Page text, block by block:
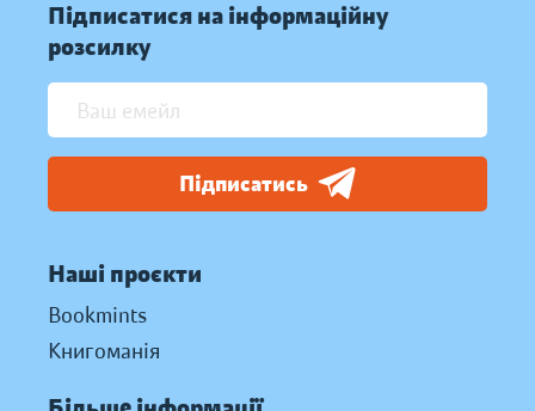
Підписатися на інформаційну
розсилку
Підписатись
Наші проєкти
Bookmints
Книгоманія